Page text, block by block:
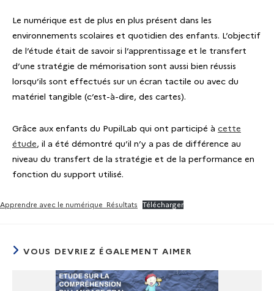
Le numérique est de plus en plus présent dans les
environnements scolaires et quotidien des enfants. L’objectif
de l’étude était de savoir si l’apprentissage et le transfert
d’une stratégie de mémorisation sont aussi bien réussis
lorsqu’ils sont effectués sur un écran tactile ou avec du
matériel tangible (c’est-à-dire, des cartes).
Grâce aux enfants du PupilLab qui ont participé à cette
étude, il a été démontré qu’il n’y a pas de différence au
niveau du transfert de la stratégie et de la performance en
fonction du support utilisé.
Apprendre avec le numérique_Résultats Télécharger
VOUS DEVRIEZ ÉGALEMENT AIMER